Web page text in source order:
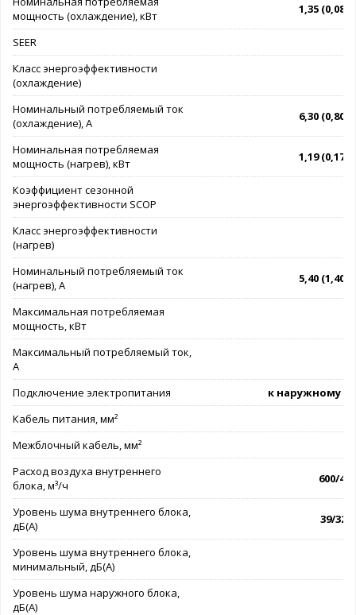
мощность (охлаждение), кВт
1,35 (0,08 -
SEER
Класс энергоэффективности
(охлаждение)
Номинальный потребляемый ток
(охлаждение), А
6,30 (0,80 -
Номинальная потребляемая
мощность (нагрев), кВт
1,19 (0,17 -
Коэффициент сезонной
энергоэффективности SCOP
Класс энергоэффективности
(нагрев)
Номинальный потребляемый ток
(нагрев), А
5,40 (1,40 -
Максимальная потребляемая
мощность, кВт
Максимальный потребляемый ток,
А
Подключение электропитания
к наружному
Кабель питания, мм²
Межблочный кабель, мм²
Расход воздуха внутреннего
блока, м³/ч
600/
Уровень шума внутреннего блока,
дБ(А)
39/32/
Уровень шума внутреннего блока,
минимальный, дБ(А)
Уровень шума наружного блока,
дБ(А)